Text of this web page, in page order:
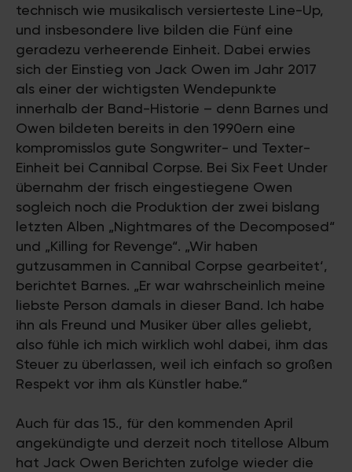
technisch wie musikalisch versierteste Line-Up,
und insbesondere live bilden die Fünf eine
geradezu verheerende Einheit. Dabei erwies
sich der Einstieg von Jack Owen im Jahr 2017
als einer der wichtigsten Wendepunkte
innerhalb der Band-Historie – denn Barnes und
Owen bildeten bereits in den 1990ern eine
kompromisslos gute Songwriter- und Texter-
Einheit bei Cannibal Corpse. Bei Six Feet Under
übernahm der frisch eingestiegene Owen
sogleich noch die Produktion der zwei bislang
letzten Alben „Nightmares of the Decomposed“
und „Killing for Revenge“. „Wir haben
gutzusammen in Cannibal Corpse gearbeitet‘,
berichtet Barnes. „Er war wahrscheinlich meine
liebste Person damals in dieser Band. Ich habe
ihn als Freund und Musiker über alles geliebt,
also fühle ich mich wirklich wohl dabei, ihm das
Steuer zu überlassen, weil ich einfach so großen
Respekt vor ihm als Künstler habe.“
Auch für das 15., für den kommenden April
angekündigte und derzeit noch titellose Album
hat Jack Owen Berichten zufolge wieder die